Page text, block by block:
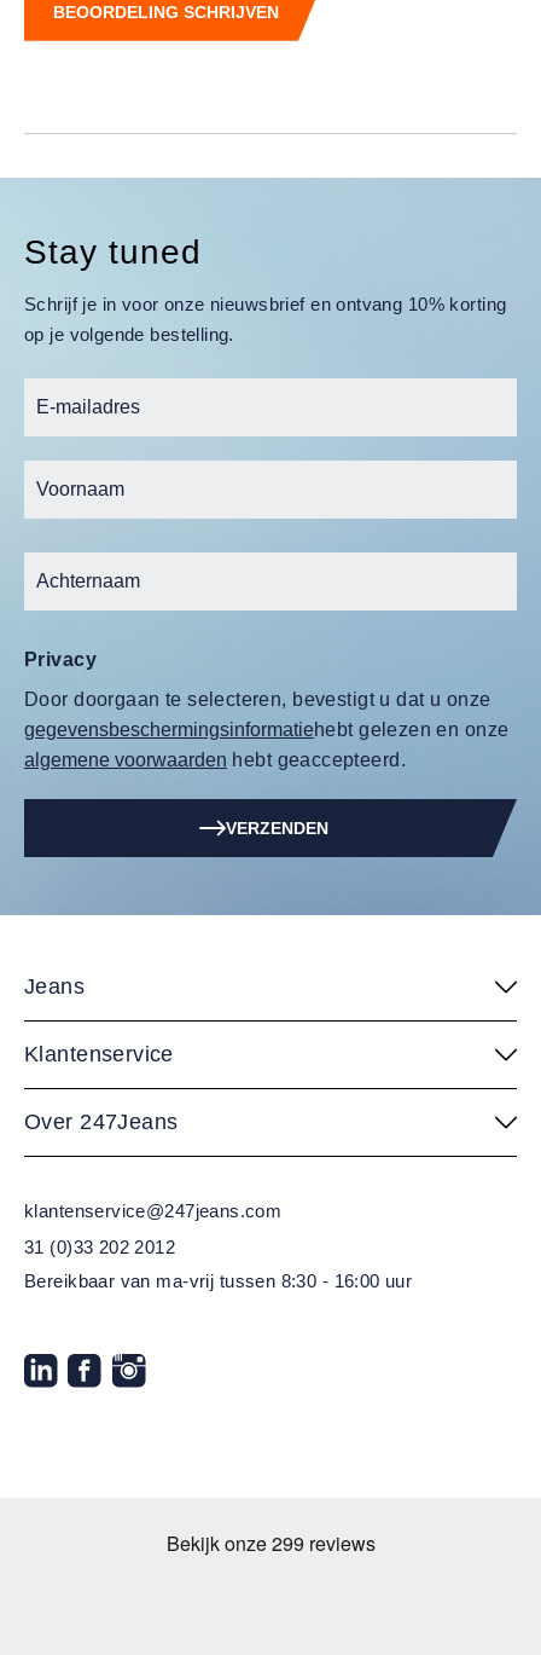
BEOORDELING SCHRIJVEN
Stay tuned
Schrijf je in voor onze nieuwsbrief en ontvang 10% korting
op je volgende bestelling.
Privacy
Door doorgaan te selecteren, bevestigt u dat u onze
gegevensbeschermingsinformatiehebt gelezen en onze
algemene voorwaarden hebt geaccepteerd.
VERZENDEN
Jeans
Klantenservice
Over 247Jeans
klantenservice@247jeans.com
31 (0)33 202 2012
Bereikbaar van ma-vrij tussen 8:30 - 16:00 uur